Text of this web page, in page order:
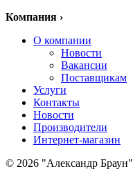
Компания ›
О компании
Новости
Вакансии
Поставщикам
Услуги
Контакты
Новости
Производители
Интернет-магазин
© 2026 "Александр Браун"